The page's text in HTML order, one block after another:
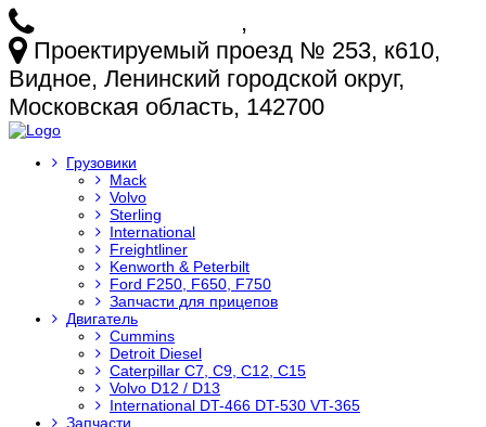
,
Проектируемый проезд № 253, к610,
Видное, Ленинский городской округ,
Московская область, 142700
Грузовики
Mack
Volvo
Sterling
International
Freightliner
Kenworth & Peterbilt
Ford F250, F650, F750
Запчасти для прицепов
Двигатель
Cummins
Detroit Diesel
Caterpillar C7, C9, C12, C15
Volvo D12 / D13
International DT-466 DT-530 VT-365
Запчасти